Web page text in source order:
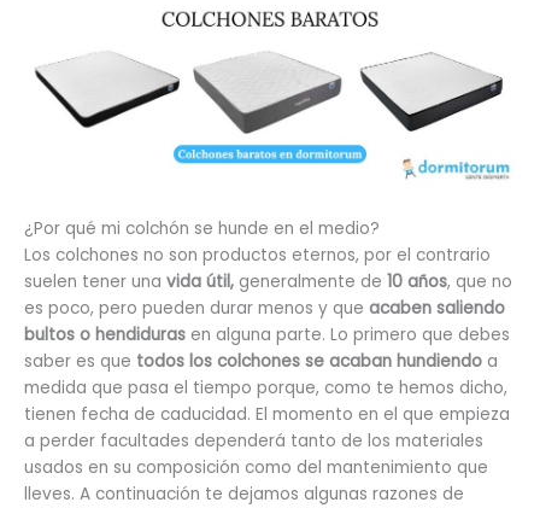
¿Por qué mi colchón se hunde en el medio?
Los colchones no son productos eternos, por el contrario
suelen tener una vida útil, generalmente de 10 años, que no
es poco, pero pueden durar menos y que acaben saliendo
bultos o hendiduras en alguna parte. Lo primero que debes
saber es que todos los colchones se acaban hundiendo a
medida que pasa el tiempo porque, como te hemos dicho,
tienen fecha de caducidad. El momento en el que empieza
a perder facultades dependerá tanto de los materiales
usados en su composición como del mantenimiento que
lleves. A continuación te dejamos algunas razones de